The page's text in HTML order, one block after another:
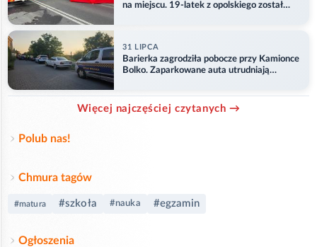
na miejscu. 19-latek z opolskiego został
31 LIPCA
Barierka zagrodziła pobocze przy Kamionce
Bolko. Zaparkowane auta utrudniają
Więcej najczęściej czytanych →
Polub nas!
Chmura tagów
#matura #szkoła #nauka #egzamin
Ogłoszenia